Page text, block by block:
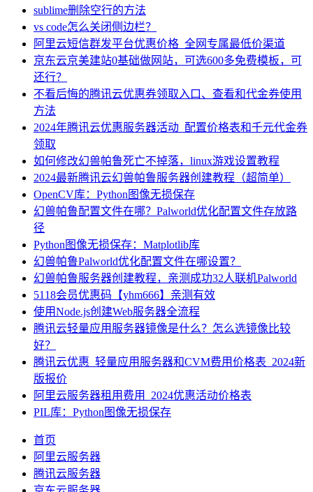
sublime删除空行的方法
vs code怎么关闭侧边栏？
阿里云短信群发平台优惠价格_全网专属最低价渠道
京东云京美建站0基础做网站，可选600多免费模板，可
还行？
不看后悔的腾讯云优惠券领取入口、查看和代金券使用
方法
2024年腾讯云优惠服务器活动_配置价格表和千元代金券
领取
如何修改幻兽帕鲁死亡不掉落，linux游戏设置教程
2024最新腾讯云幻兽帕鲁服务器创建教程（超简单）
OpenCV库：Python图像无损保存
幻兽帕鲁配置文件在哪？Palworld优化配置文件存放路
径
Python图像无损保存：Matplotlib库
幻兽帕鲁Palworld优化配置文件在哪设置？
幻兽帕鲁服务器创建教程，亲测成功32人联机Palworld
5118会员优惠码【yhm666】亲测有效
使用Node.js创建Web服务器全流程
腾讯云轻量应用服务器镜像是什么？怎么选镜像比较
好？
腾讯云优惠_轻量应用服务器和CVM费用价格表_2024新
版报价
阿里云服务器租用费用_2024优惠活动价格表
PIL库：Python图像无损保存
首页
阿里云服务器
腾讯云服务器